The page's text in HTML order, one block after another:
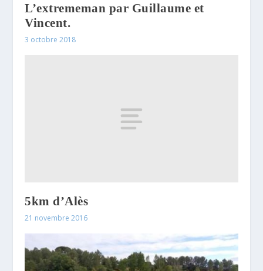
L’extrememan par Guillaume et
Vincent.
3 octobre 2018
5km d’Alès
21 novembre 2016